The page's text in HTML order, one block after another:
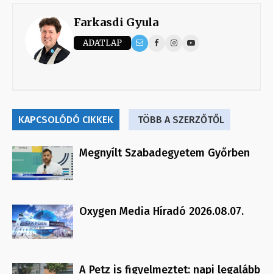
Farkasdi Gyula
ADATLAP
KAPCSOLÓDÓ CIKKEK TÖBB A SZERZŐTŐL
Megnyílt Szabadegyetem Győrben
Oxygen Media Híradó 2026.08.07.
A Petz is figyelmeztet: napi legalább